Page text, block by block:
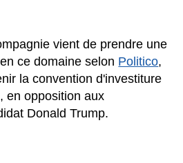
vient de prendre une
ce domaine selon Politico,
la convention d'investiture
en opposition aux
Donald Trump.